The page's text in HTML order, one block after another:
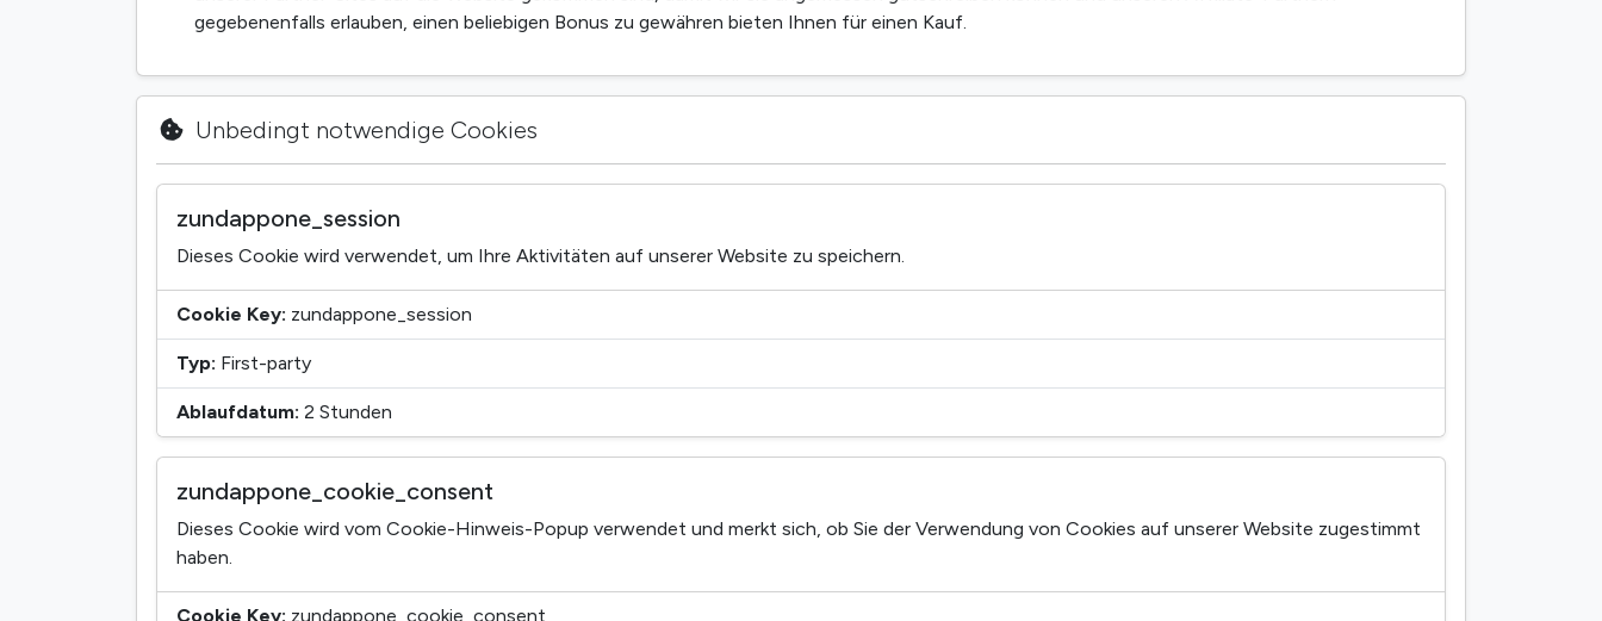
gegebenenfalls erlauben, einen beliebigen Bonus zu gewähren bieten Ihnen für einen Kauf.
Unbedingt notwendige Cookies
zundappone_session
Dieses Cookie wird verwendet, um Ihre Aktivitäten auf unserer Website zu speichern.
Cookie Key: zundappone_session
Typ: First-party
Ablaufdatum: 2 Stunden
zundappone_cookie_consent
Dieses Cookie wird vom Cookie-Hinweis-Popup verwendet und merkt sich, ob Sie der Verwendung von Cookies auf unserer Website zugestimmt
haben.
Cookie Key: zundappone_cookie_consent